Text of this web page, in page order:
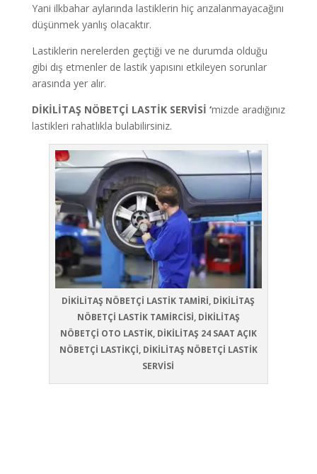
Yani ilkbahar aylarında lastiklerin hiç arızalanmayacağını
düşünmek yanlış olacaktır.
Lastiklerin nerelerden geçtiği ve ne durumda olduğu
gibi dış etmenler de lastik yapısını etkileyen sorunlar
arasında yer alır.
DİKİLİTAŞ NÖBETÇİ LASTİK SERVİSİ ‘mizde aradığınız
lastikleri rahatlıkla bulabilirsiniz.
DİKİLİTAŞ NÖBETÇİ LASTİK TAMİRİ, DİKİLİTAŞ
NÖBETÇİ LASTİK TAMİRCİSİ, DİKİLİTAŞ
NÖBETÇİ OTO LASTİK, DİKİLİTAŞ 24 SAAT AÇIK
NÖBETÇİ LASTİKÇİ, DİKİLİTAŞ NÖBETÇİ LASTİK
SERVİSİ